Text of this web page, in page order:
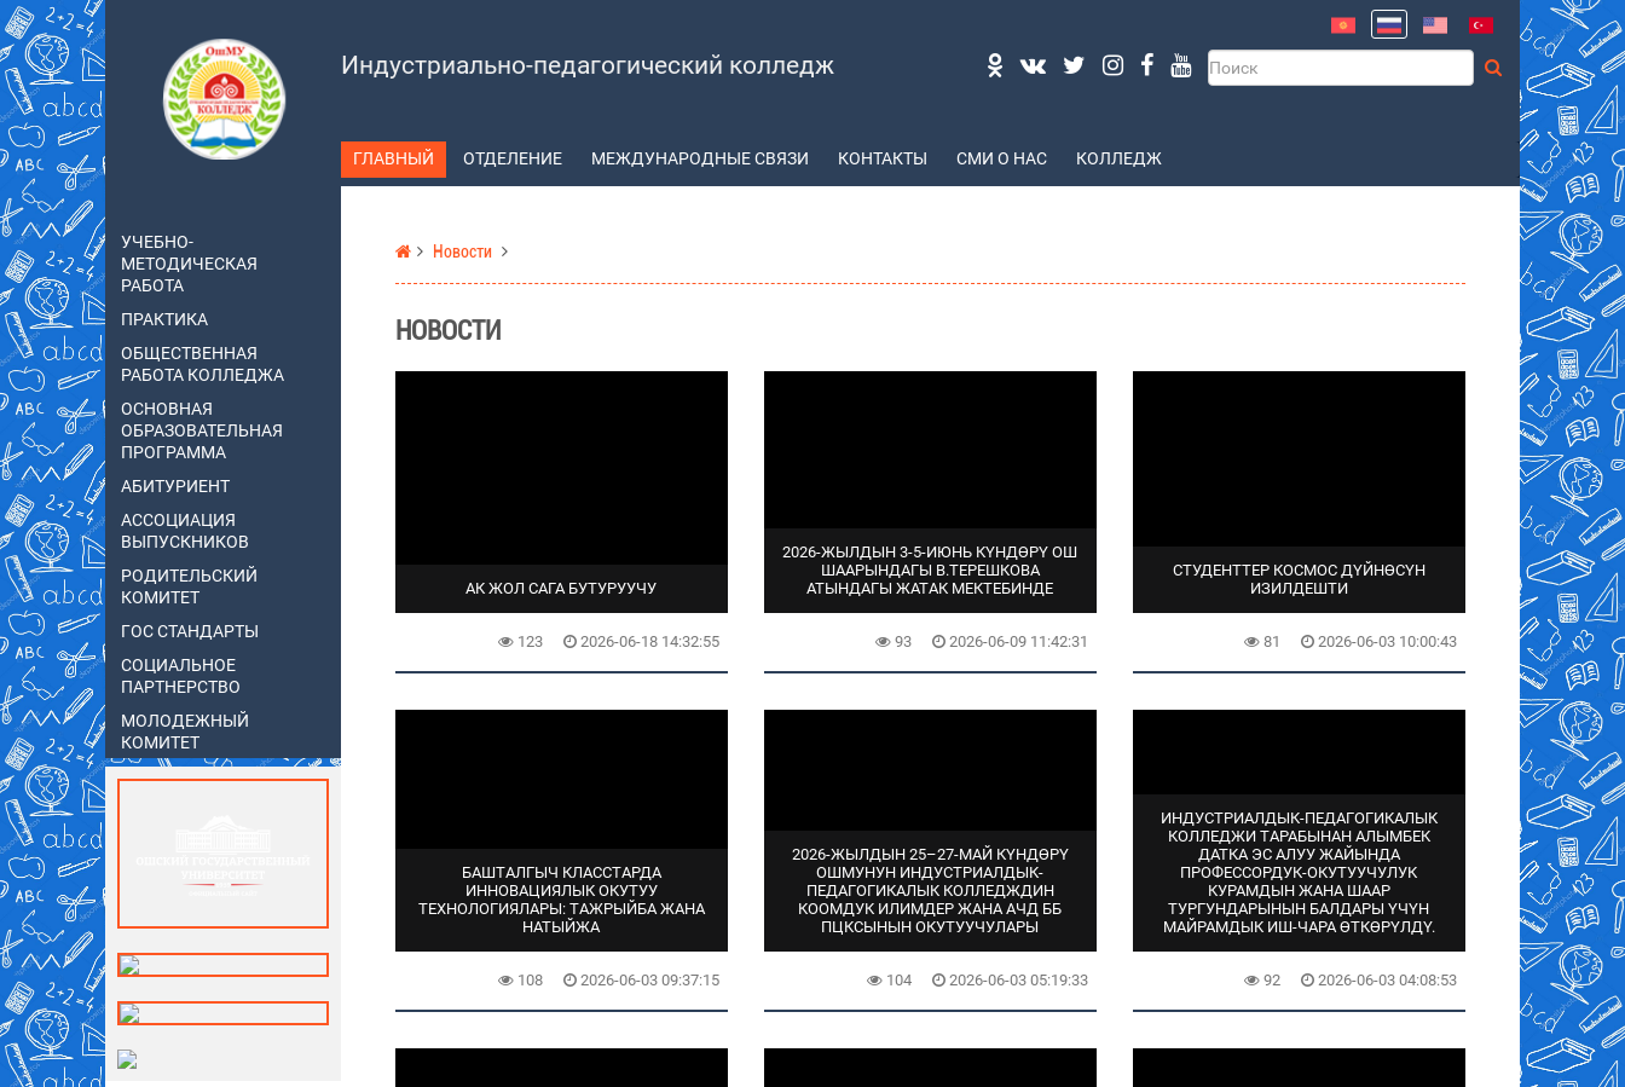
Индустриально-педагогический колледж
ГЛАВНЫЙ ОТДЕЛЕНИЕ МЕЖДУНАРОДНЫЕ СВЯЗИ КОНТАКТЫ СМИ О НАС КОЛЛЕДЖ
УЧЕБНО-
МЕТОДИЧЕСКАЯ
РАБОТА
ПРАКТИКА
ОБЩЕСТВЕННАЯ
РАБОТА КОЛЛЕДЖА
ОСНОВНАЯ
ОБРАЗОВАТЕЛЬНАЯ
ПРОГРАММА
АБИТУРИЕНТ
АССОЦИАЦИЯ
ВЫПУСКНИКОВ
РОДИТЕЛЬСКИЙ
КОМИТЕТ
ГОС СТАНДАРТЫ
СОЦИАЛЬНОЕ
ПАРТНЕРСТВО
МОЛОДЕЖНЫЙ
КОМИТЕТ
Новости
НОВОСТИ
АК ЖОЛ САГА БУТУРУУЧУ
123 2026-06-18 14:32:55
2026-ЖЫЛДЫН 3-5-ИЮНЬ КҮНДӨРҮ ОШ
ШААРЫНДАГЫ В.ТЕРЕШКОВА
АТЫНДАГЫ ЖАТАК МЕКТЕБИНДЕ
93 2026-06-09 11:42:31
СТУДЕНТТЕР КОСМОС ДҮЙНӨСҮН
ИЗИЛДЕШТИ
81 2026-06-03 10:00:43
БАШТАЛГЫЧ КЛАССТАРДА
ИННОВАЦИЯЛЫК ОКУТУУ
ТЕХНОЛОГИЯЛАРЫ: ТАЖРЫЙБА ЖАНА
НАТЫЙЖА
108 2026-06-03 09:37:15
2026-ЖЫЛДЫН 25–27-МАЙ КҮНДӨРҮ
ОШМУНУН ИНДУСТРИАЛДЫК-
ПЕДАГОГИКАЛЫК КОЛЛЕДЖДИН
КООМДУК ИЛИМДЕР ЖАНА АЧД ББ
ПЦКСЫНЫН ОКУТУУЧУЛАРЫ
104 2026-06-03 05:19:33
ИНДУСТРИАЛДЫК-ПЕДАГОГИКАЛЫК
КОЛЛЕДЖИ ТАРАБЫНАН АЛЫМБЕК
ДАТКА ЭС АЛУУ ЖАЙЫНДА
ПРОФЕССОРДУК-ОКУТУУЧУЛУК
КУРАМДЫН ЖАНА ШААР
ТУРГУНДАРЫНЫН БАЛДАРЫ ҮЧҮН
МАЙРАМДЫК ИШ-ЧАРА ӨТКӨРҮЛДҮ.
92 2026-06-03 04:08:53